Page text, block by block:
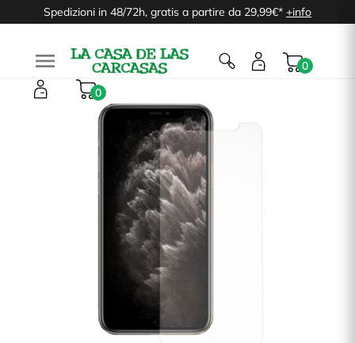
Spedizioni in 48/72h, gratis a partire da 29,99€* +info

0
0